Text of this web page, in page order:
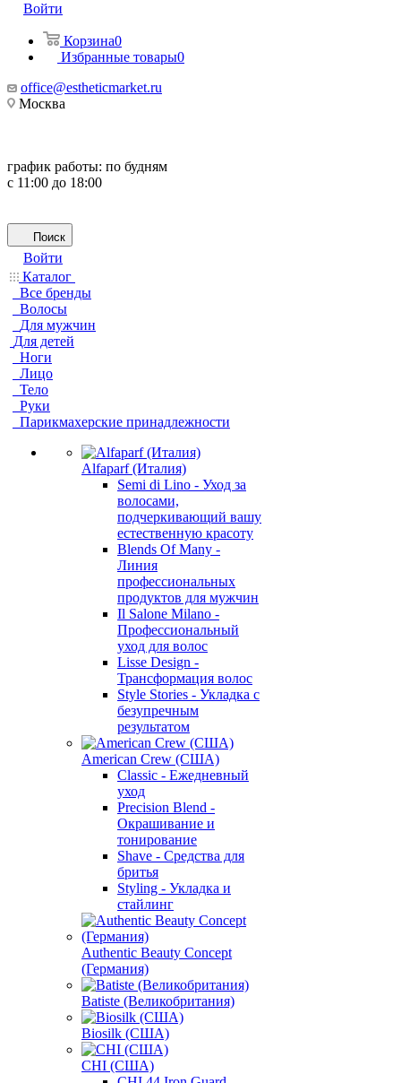
Войти
Корзина0
Избранные товары0
office@estheticmarket.ru
Москва
график работы: по будням
с 11:00 до 18:00
Поиск
Войти
Каталог
Все бренды
Волосы
Для мужчин
Для детей
Ноги
Лицо
Тело
Руки
Парикмахерские принадлежности
Alfaparf (Италия)
Semi di Lino - Уход за
волосами,
подчеркивающий вашу
естественную красоту
Blends Of Many -
Линия
профессиональных
продуктов для мужчин
Il Salone Milano -
Профессиональный
уход для волос
Lisse Design -
Трансформация волос
Style Stories - Укладка с
безупречным
результатом
American Crew (США)
Classic - Ежедневный
уход
Precision Blend -
Окрашивание и
тонирование
Shave - Средства для
бритья
Styling - Укладка и
стайлинг
Authentic Beauty Concept
(Германия)
Batiste (Великобритания)
Biosilk (США)
CHI (США)